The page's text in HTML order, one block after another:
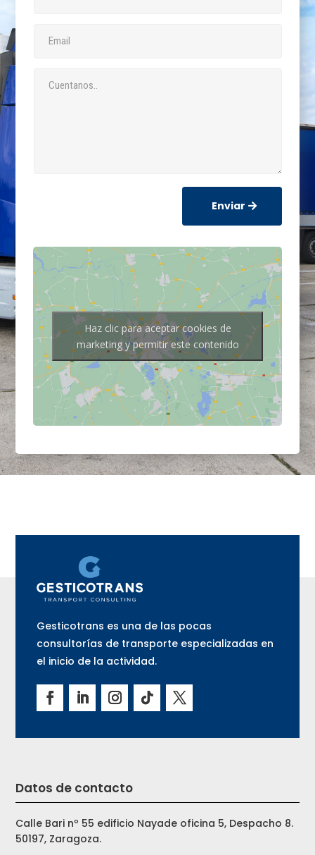
Enviar
Haz clic para aceptar cookies de
marketing y permitir este contenido
Gesticotrans es una de las pocas
consultorías de transporte especializadas en
el inicio de la actividad.
Datos de contacto
Calle Bari nº 55 edificio Nayade oficina 5, Despacho 8.
50197, Zaragoza.